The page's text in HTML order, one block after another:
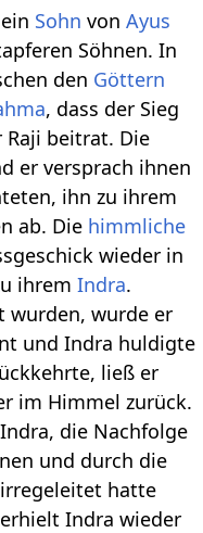
Sohn vonAyus
Söhnen. In
den Göttern
, dass der Sieg
Raji beitrat. Die
er versprach ihnen
ihn zu ihrem
ab. Die himmliche
wieder in
ihremIndra.
wurden, wurde er
und Indra huldigte
ließ er
im Himmel zurück.
die Nachfolge
und durch die
hatte
Indra wieder